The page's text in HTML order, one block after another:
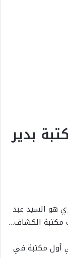
بدير
هو السيد عبد
مكتبة الكشاف…
في العام 1932، وهي أول مكتبة في